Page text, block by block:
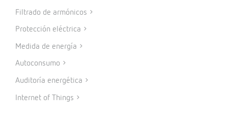
Filtrado de armónicos
Protección eléctrica
Medida de energía
Autoconsumo
Auditoría energética
Internet of Things